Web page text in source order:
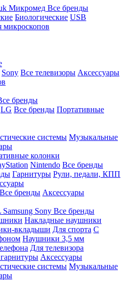
Микромед Все бренды
Биологические USB
микроскопов
Sony Все телевизоры Аксессуары
бренды
LG Все бренды Портативные
системы Музыкальные
колонки
Nintendo Все бренды
Гарнитуры Рули, педали, КПП
Все бренды Аксессуары
Samsung Sony Все бренды
Накладные наушники
вкладыши Для спорта С
Наушники 3,5 мм
Для телевизора
Аксессуары
системы Музыкальные